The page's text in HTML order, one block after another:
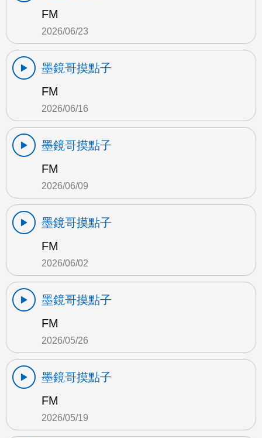
FM
2026/06/23
墨鏡哥摸點子
FM
2026/06/16
墨鏡哥摸點子
FM
2026/06/09
墨鏡哥摸點子
FM
2026/06/02
墨鏡哥摸點子
FM
2026/05/26
墨鏡哥摸點子
FM
2026/05/19